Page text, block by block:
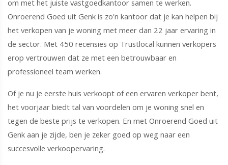
om met het juiste vastgoedkantoor samen te werken.
Onroerend Goed uit Genk is zo'n kantoor dat je kan helpen bij
het verkopen van je woning met meer dan 22 jaar ervaring in
de sector. Met 450 recensies op Trustlocal kunnen verkopers
erop vertrouwen dat ze met een betrouwbaar en
professioneel team werken.
Of je nu je eerste huis verkoopt of een ervaren verkoper bent,
het voorjaar biedt tal van voordelen om je woning snel en
tegen de beste prijs te verkopen. En met Onroerend Goed uit
Genk aan je zijde, ben je zeker goed op weg naar een
succesvolle verkoopervaring.